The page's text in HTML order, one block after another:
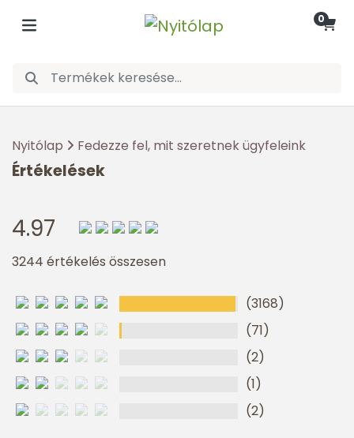
0
Nyitólap Fedezze fel, mit szeretnek ügyfeleink
Értékelések
4.97
3244 értékelés összesen
(3168)
(71)
(2)
(1)
(2)